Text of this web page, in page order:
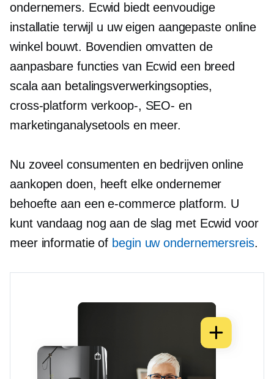
ondernemers. Ecwid biedt eenvoudige
installatie terwijl u uw eigen aangepaste online
winkel bouwt. Bovendien omvatten de
aanpasbare functies van Ecwid een breed
scala aan betalingsverwerkingsopties,
cross-platform verkoop-, SEO- en
marketinganalysetools en meer.
Nu zoveel consumenten en bedrijven online
aankopen doen, heeft elke ondernemer
behoefte aan eene-commerce platform. U
kunt vandaag nog aan de slag met Ecwid voor
meer informatie of begin uw ondernemersreis.